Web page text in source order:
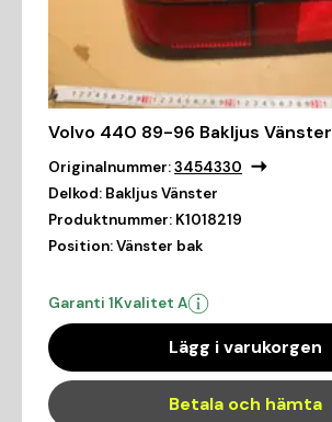
Volvo 440 89-96 Bakljus Vänster
Originalnummer:3454330
Delkod: Bakljus Vänster
Produktnummer: K1018219
Position:Vänster bak
Garanti 1Kvalitet A
Lägg i varukorgen
Betala och hämta